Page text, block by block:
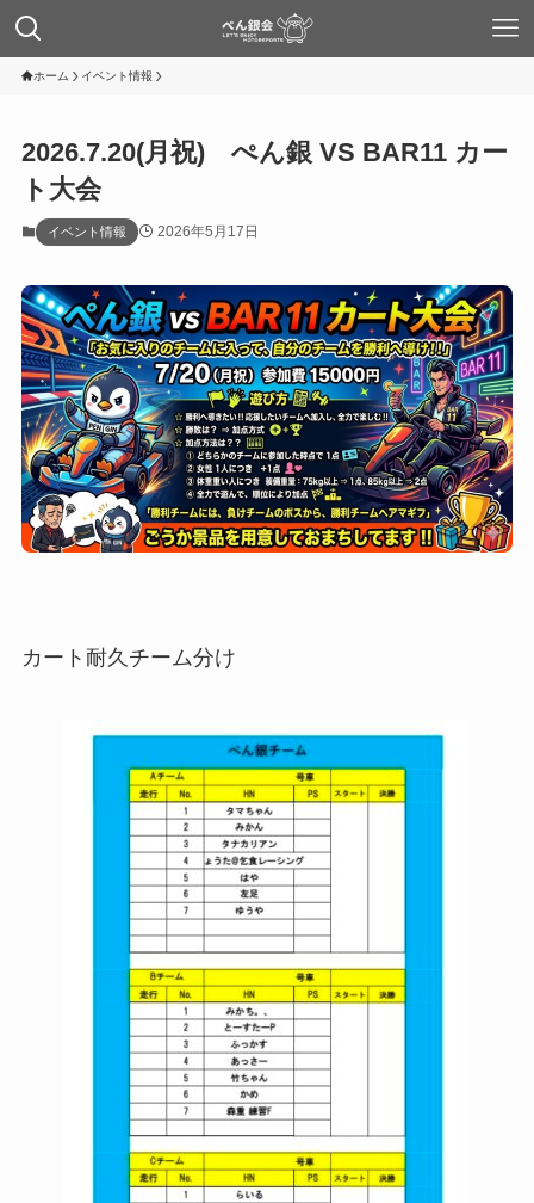
ホーム イベント情報
2026.7.20(月祝) ぺん銀 VS BAR11 カー
ト大会
イベント情報 2026年5月17日
カート耐久チーム分け